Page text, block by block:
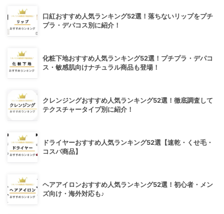
口紅おすすめ人気ランキング52選！落ちないリップをプチ
プラ・デパコス別に紹介！
化粧下地おすすめ人気ランキング52選！プチプラ・デパコ
ス・敏感肌向けナチュラル商品も登場！
クレンジングおすすめ人気ランキング52選！徹底調査して
テクスチャータイプ別に紹介！
ドライヤーおすすめ人気ランキング52選【速乾・くせ毛・
コスパ商品】
ヘアアイロンおすすめ人気ランキング52選！初心者・メン
ズ向け・海外対応も♪